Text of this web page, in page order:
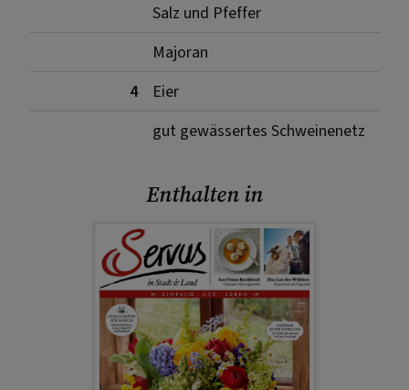
Salz und Pfeffer
Majoran
4
Eier
gut gewässertes Schweinenetz
Enthalten in